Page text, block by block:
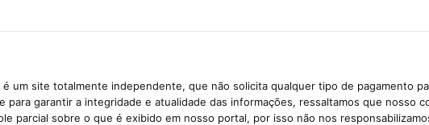
é um site totalmente independente, que não solicita qualquer tipo de pagamento
para garantir a integridade e atualidade das informações, ressaltamos que nosso
parcial sobre o que é exibido em nosso portal, por isso não nos